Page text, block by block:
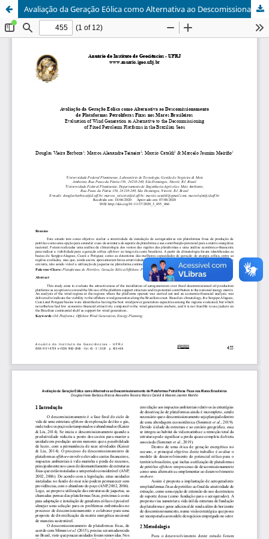
Avaliação da Geração Eólica como Alternativa ao Descomissionamento de Plataformas Petrolíferas Fixas nos Mares Brasileiros